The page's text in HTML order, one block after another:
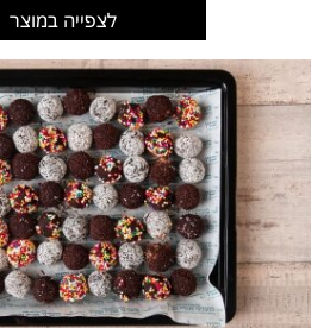
לצפייה במוצר